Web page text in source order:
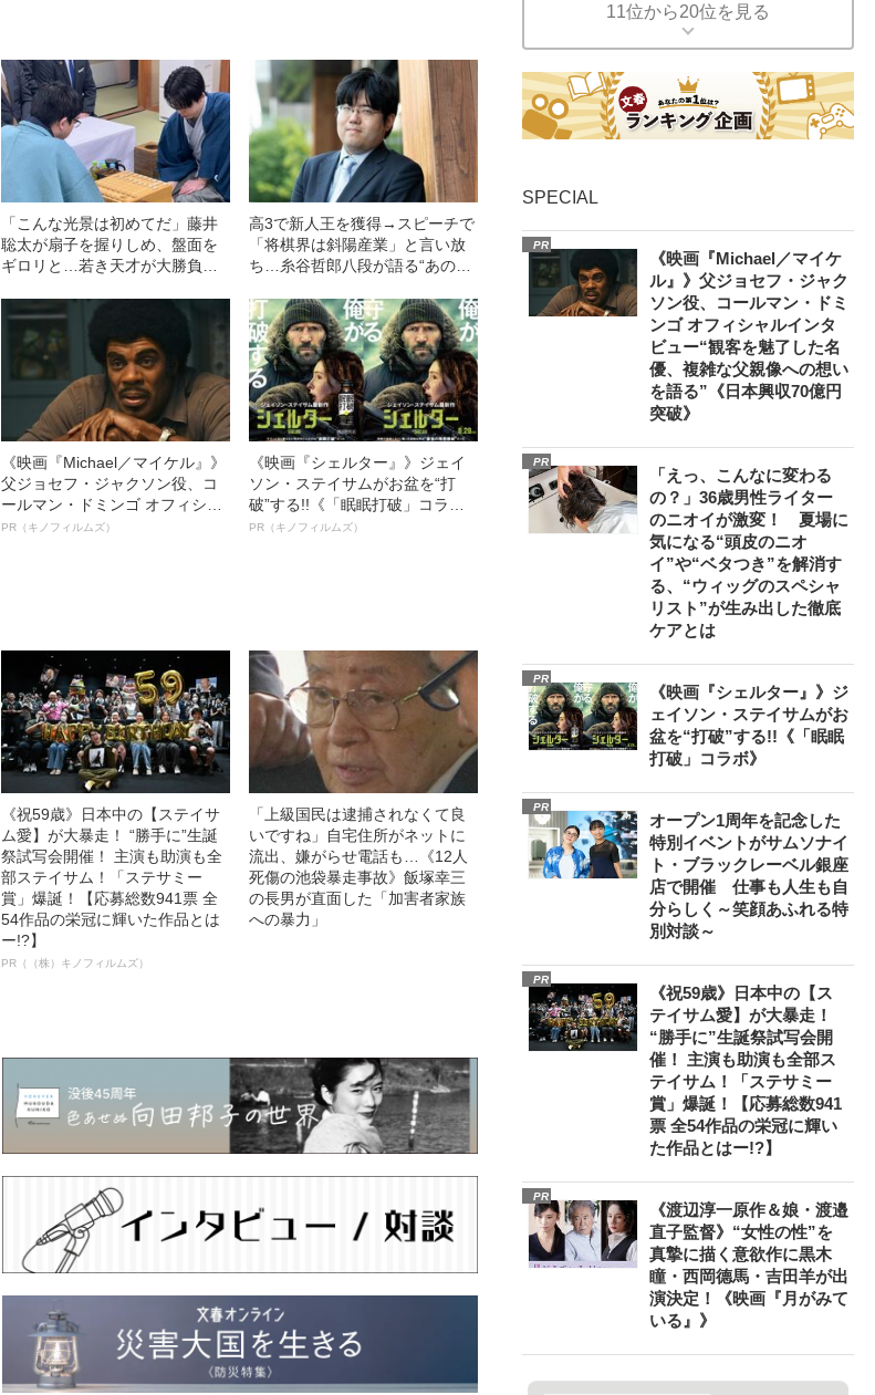
「こんな光景は初めてだ」藤井
聡太が扇子を握りしめ、盤面を
ギロリと…若き天才が大勝負の
高3で新人王を獲得→スピーチで
「将棋界は斜陽産業」と言い放
ち…糸谷哲郎八段が語る“あのと
こと”
《映画『Michael／マイケル』》
父ジョセフ・ジャクソン役、コ
ールマン・ドミンゴ オフィシャ
ルインタビュー“観客を魅了した
PR（キノフィルムズ）
《映画『シェルター』》ジェイ
ソン・ステイサムがお盆を“打
破”する!!《「眠眠打破」コラ
ボ》
PR（キノフィルムズ）
《祝59歳》日本中の【ステイサ
ム愛】が大暴走！ “勝手に”生誕
祭試写会開催！ 主演も助演も全
部ステイサム！「ステサミー
賞」爆誕！【応募総数941票 全
54作品の栄冠に輝いた作品とは
ー!?】
PR（（株）キノフィルムズ）
「上級国民は逮捕されなくて良
いですね」自宅住所がネットに
流出、嫌がらせ電話も…《12人
死傷の池袋暴走事故》飯塚幸三
の長男が直面した「加害者家族
への暴力」
11位から20位を見る
SPECIAL
PR
《映画『Michael／マイケ
ル』》父ジョセフ・ジャク
ソン役、コールマン・ドミ
ンゴ オフィシャルインタ
ビュー“観客を魅了した名
優、複雑な父親像への想い
を語る”《日本興収70億円
突破》
PR
「えっ、こんなに変わる
の？」36歳男性ライター
のニオイが激変！ 夏場に
気になる“頭皮のニオ
イ”や“ベタつき”を解消す
る、“ウィッグのスペシャ
リスト”が生み出した徹底
ケアとは
PR
《映画『シェルター』》ジ
ェイソン・ステイサムがお
盆を“打破”する!!《「眠眠
打破」コラボ》
PR
オープン1周年を記念した
特別イベントがサムソナイ
ト・ブラックレーベル銀座
店で開催 仕事も人生も自
分らしく～笑顔あふれる特
別対談～
PR
《祝59歳》日本中の【ス
テイサム愛】が大暴走！
“勝手に”生誕祭試写会開
催！ 主演も助演も全部ス
テイサム！「ステサミー
賞」爆誕！【応募総数941
票 全54作品の栄冠に輝い
た作品とはー!?】
PR
《渡辺淳一原作＆娘・渡邉
直子監督》“女性の性”を
真摯に描く意欲作に黒木
瞳・西岡德馬・吉田羊が出
演決定！《映画『月がみて
いる』》